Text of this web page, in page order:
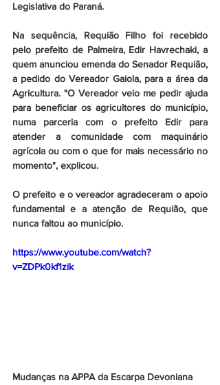
Legislativa do Paraná.
Na sequência, Requião Filho foi recebido
pelo prefeito de Palmeira, Edir Havrechaki, a
quem anunciou emenda do Senador Requião,
a pedido do Vereador Gaiola, para a área da
Agricultura. "O Vereador veio me pedir ajuda
para beneficiar os agricultores do município,
numa parceria com o prefeito Edir para
atender a comunidade com maquinário
agrícola ou com o que for mais necessário no
momento", explicou.
O prefeito e o vereador agradeceram o apoio
fundamental e a atenção de Requião, que
nunca faltou ao município.
https://www.youtube.com/watch?
v=ZDPk0kf1zik
Mudanças na APPA da Escarpa Devoniana